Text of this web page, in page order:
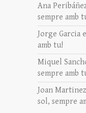
Ana
sempre amb
Jorge Garcia
amb tu!
Miquel
sempre amb
Joan
sol, sempre